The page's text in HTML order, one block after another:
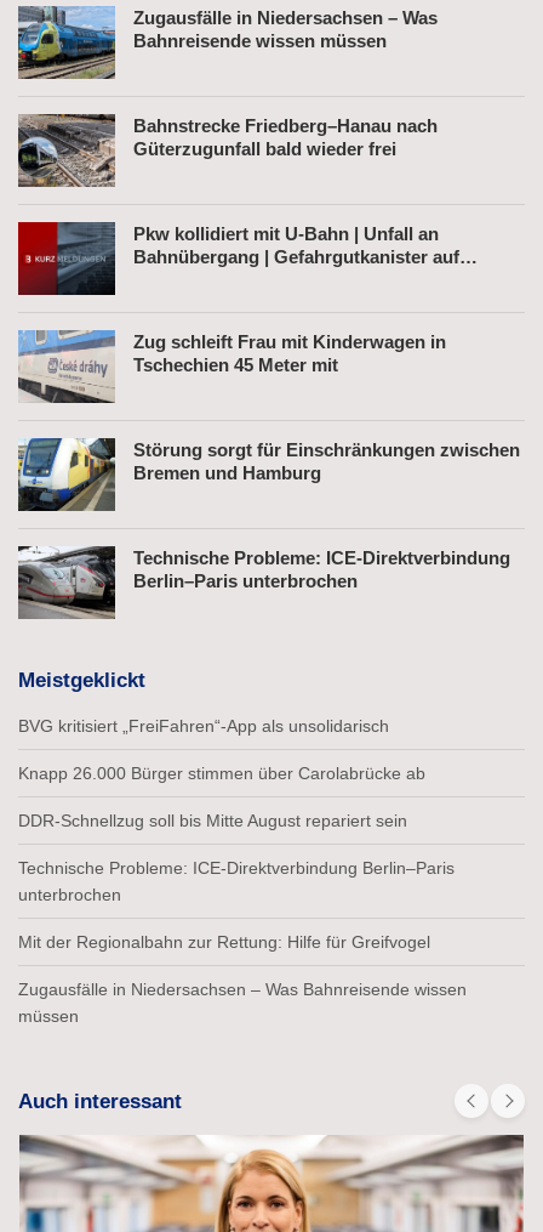
Zugausfälle in Niedersachsen – Was
Bahnreisende wissen müssen
Bahnstrecke Friedberg–Hanau nach
Güterzugunfall bald wieder frei
Pkw kollidiert mit U-Bahn | Unfall an
Bahnübergang | Gefahrgutkanister auf
Zug schleift Frau mit Kinderwagen in
Tschechien 45 Meter mit
Störung sorgt für Einschränkungen zwischen
Bremen und Hamburg
Technische Probleme: ICE-Direktverbindung
Berlin–Paris unterbrochen
Meistgeklickt
BVG kritisiert „FreiFahren“-App als unsolidarisch
Knapp 26.000 Bürger stimmen über Carolabrücke ab
DDR-Schnellzug soll bis Mitte August repariert sein
Technische Probleme: ICE-Direktverbindung Berlin–Paris
unterbrochen
Mit der Regionalbahn zur Rettung: Hilfe für Greifvogel
Zugausfälle in Niedersachsen – Was Bahnreisende wissen
müssen
Auch interessant